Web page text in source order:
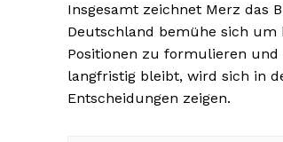
Insgesamt zeichnet Merz das
Deutschland bemühe sich um
Positionen zu formulieren
langfristig bleibt, wird sich in
Entscheidungen zeigen.